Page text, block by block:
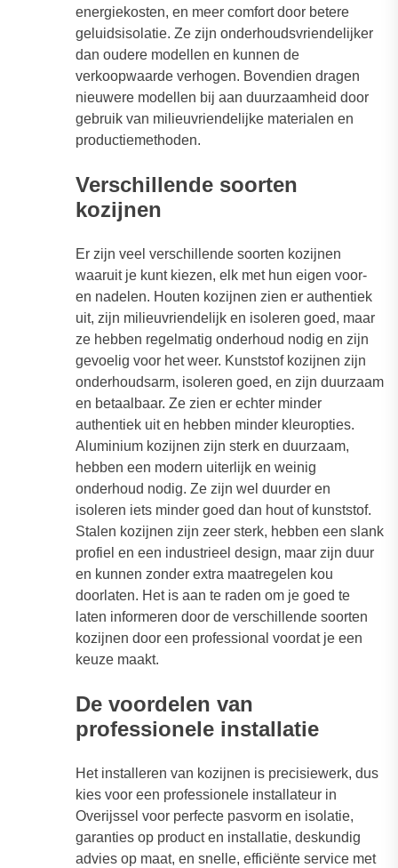
energiekosten, en meer comfort door betere
geluidsisolatie. Ze zijn onderhoudsvriendelijker
dan oudere modellen en kunnen de
verkoopwaarde verhogen. Bovendien dragen
nieuwere modellen bij aan duurzaamheid door
gebruik van milieuvriendelijke materialen en
productiemethoden.
Verschillende soorten
kozijnen
Er zijn veel verschillende soorten kozijnen
waaruit je kunt kiezen, elk met hun eigen voor-
en nadelen. Houten kozijnen zien er authentiek
uit, zijn milieuvriendelijk en isoleren goed, maar
ze hebben regelmatig onderhoud nodig en zijn
gevoelig voor het weer. Kunststof kozijnen zijn
onderhoudsarm, isoleren goed, en zijn duurzaam
en betaalbaar. Ze zien er echter minder
authentiek uit en hebben minder kleuropties.
Aluminium kozijnen zijn sterk en duurzaam,
hebben een modern uiterlijk en weinig
onderhoud nodig. Ze zijn wel duurder en
isoleren iets minder goed dan hout of kunststof.
Stalen kozijnen zijn zeer sterk, hebben een slank
profiel en een industrieel design, maar zijn duur
en kunnen zonder extra maatregelen kou
doorlaten. Het is aan te raden om je goed te
laten informeren door de verschillende soorten
kozijnen door een professional voordat je een
keuze maakt.
De voordelen van
professionele installatie
Het installeren van kozijnen is precisiewerk, dus
kies voor een professionele installateur in
Overijssel voor perfecte pasvorm en isolatie,
garanties op product en installatie, deskundig
advies op maat, en snelle, efficiënte service met